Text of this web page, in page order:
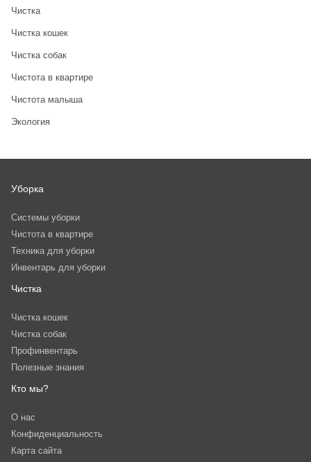
Чистка
Чистка кошек
Чистка собак
Чистота в квартире
Чистота малыша
Экология
Уборка
Системы уборки
Чистота в квартире
Техника для уборки
Инвентарь для уборки
Чистка
Чистка кошек
Чистка собак
Профинвентарь
Полезные знания
Кто мы?
О нас
Конфиденциальность
Карта сайта